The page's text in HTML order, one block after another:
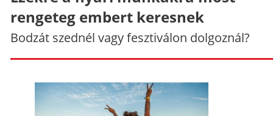
rengeteg embert keresnek
Bodzát szednél vagy fesztiválon dolgoznál?